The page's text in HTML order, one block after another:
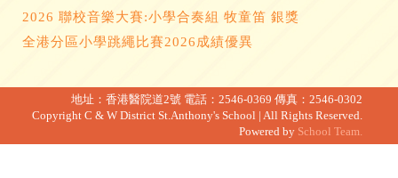
2026 聯校音樂大賽:小學合奏組 牧童笛 銀獎
全港分區小學跳繩比賽2026成績優異
地址：香港醫院道2號 電話：2546-0369 傳真：2546-0302
Copyright C & W District St.Anthony's School | All Rights Reserved.
Powered by School Team.